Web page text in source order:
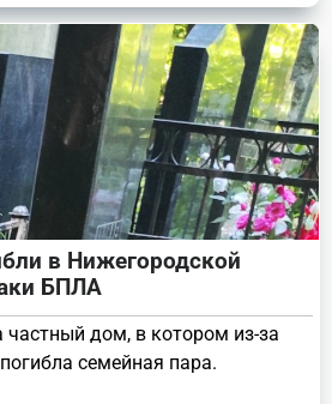
в Нижегородской
БПЛА
частный дом, в котором из-за
семейная пара.